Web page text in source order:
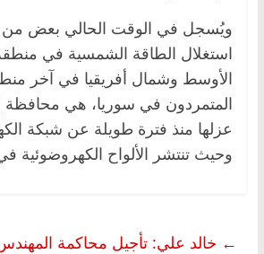
ويُسجل في الوقت الحالي بعض من
استغلال الطاقة الشمسية في
الأوسط وشمال أفريقيا في آخر
المتمردون في سوريا، هي محافظة
عزلها منذ فترة طويلة عن شبكة
وحيث تنتشر الألواح الكهروضوئية
← خالد علي: تأجيل محاكمة